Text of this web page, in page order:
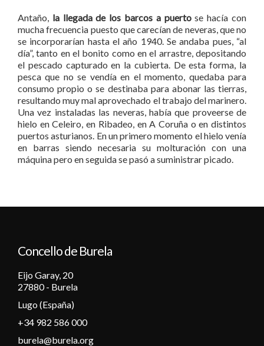
Antaño, la llegada de los barcos a puertose hacía con
mucha frecuencia puesto que carecían de neveras, que no
se incorporarían hasta el año 1940. Se andaba pues, “al
día”, tanto en el bonito como en el arrastre, depositando
el pescado capturado en la cubierta. De esta forma, la
pesca que no se vendía en el momento, quedaba para
consumo propio o se destinaba para abonar las tierras,
resultando muy mal aprovechado el trabajo del marinero.
Una vez instaladas las neveras, había que proveerse de
hielo en Celeiro, en Ribadeo, en A Coruña o en distintos
puertos asturianos. En un primero momento el hielo venía
en barras siendo necesaria su molturación con una
máquina pero en seguida se pasó a suministrar picado.
Concello de Burela
Eijo Garay, 20
27880 - Burela
Lugo (España)
+34 982 586 000
burela@burela.org